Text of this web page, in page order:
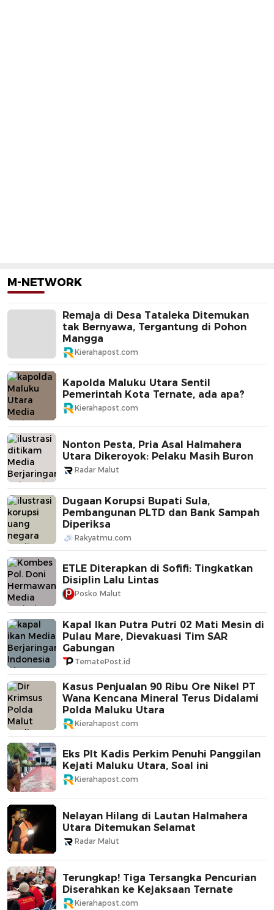
M-NETWORK
Remaja di Desa Tataleka Ditemukan
tak Bernyawa, Tergantung di Pohon
Mangga
Kierahapost.com
Kapolda Maluku Utara Sentil
Pemerintah Kota Ternate, ada apa?
Kierahapost.com
Nonton Pesta, Pria Asal Halmahera
Utara Dikeroyok: Pelaku Masih Buron
Radar Malut
Dugaan Korupsi Bupati Sula,
Pembangunan PLTD dan Bank Sampah
Diperiksa
Rakyatmu.com
ETLE Diterapkan di Sofifi: Tingkatkan
Disiplin Lalu Lintas
Posko Malut
Kapal Ikan Putra Putri 02 Mati Mesin di
Pulau Mare, Dievakuasi Tim SAR
Gabungan
TernatePost.id
Kasus Penjualan 90 Ribu Ore Nikel PT
Wana Kencana Mineral Terus Didalami
Polda Maluku Utara
Kierahapost.com
Eks Plt Kadis Perkim Penuhi Panggilan
Kejati Maluku Utara, Soal ini
Kierahapost.com
Nelayan Hilang di Lautan Halmahera
Utara Ditemukan Selamat
Radar Malut
Terungkap! Tiga Tersangka Pencurian
Diserahkan ke Kejaksaan Ternate
Kierahapost.com